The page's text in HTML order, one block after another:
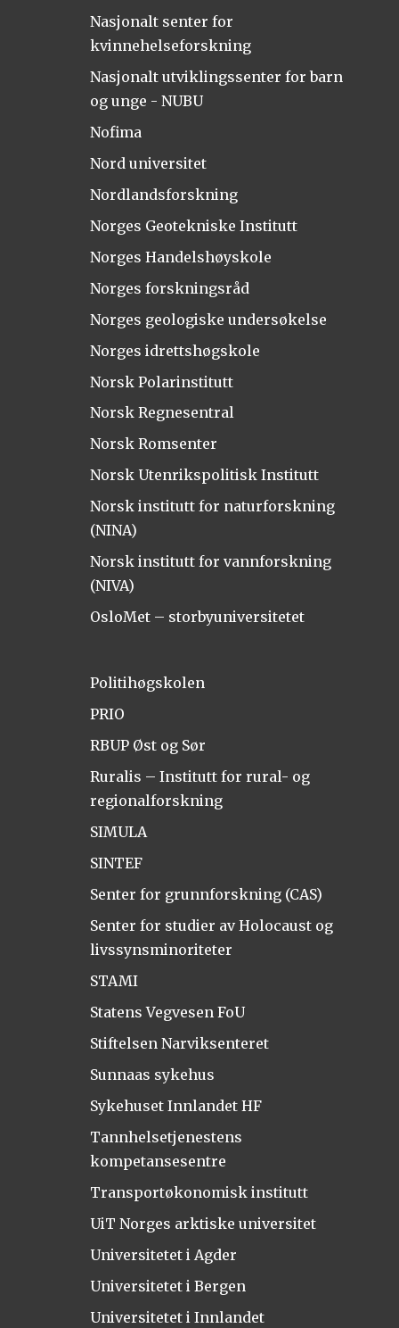
Nasjonalt senter for
kvinnehelseforskning
Nasjonalt utviklingssenter for barn
og unge - NUBU
Nofima
Nord universitet
Nordlandsforskning
Norges Geotekniske Institutt
Norges Handelshøyskole
Norges forskningsråd
Norges geologiske undersøkelse
Norges idrettshøgskole
Norsk Polarinstitutt
Norsk Regnesentral
Norsk Romsenter
Norsk Utenrikspolitisk Institutt
Norsk institutt for naturforskning
(NINA)
Norsk institutt for vannforskning
(NIVA)
OsloMet – storbyuniversitetet
Politihøgskolen
PRIO
RBUP Øst og Sør
Ruralis – Institutt for rural- og
regionalforskning
SIMULA
SINTEF
Senter for grunnforskning (CAS)
Senter for studier av Holocaust og
livssynsminoriteter
STAMI
Statens Vegvesen FoU
Stiftelsen Narviksenteret
Sunnaas sykehus
Sykehuset Innlandet HF
Tannhelsetjenestens
kompetansesentre
Transportøkonomisk institutt
UiT Norges arktiske universitet
Universitetet i Agder
Universitetet i Bergen
Universitetet i Innlandet